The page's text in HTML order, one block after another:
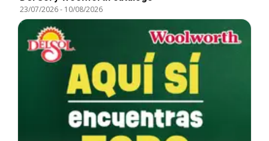
23/07/2026- 10/08/2026